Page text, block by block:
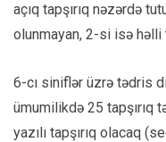
açıq tapşırıq nəzərdə
olunmayan, 2-si isə həlli
6-cı siniflər üzrə tədris
ümumilikdə 25 tapşırıq
yazılı tapşırıq olacaq